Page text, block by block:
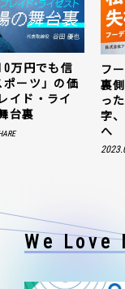
万円でも信
ーツ」の価
イド・ライ
台裏
フ
裏
っ
字
へ
We